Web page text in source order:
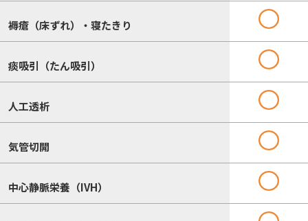
褥瘡（床ずれ）・寝たきり
痰吸引（たん吸引）
人工透析
気管切開
中心静脈栄養（IVH）